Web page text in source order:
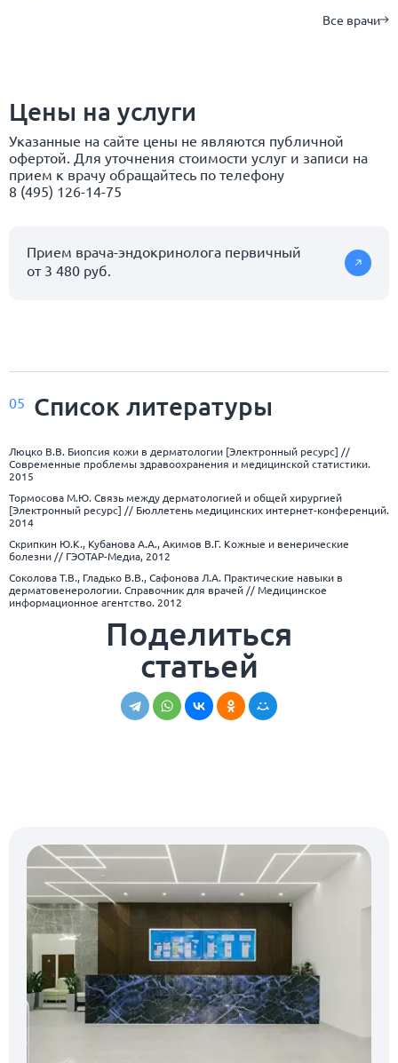
Все врачи
Цены на услуги
Указанные на сайте цены не являются публичной
офертой. Для уточнения стоимости услуг и записи на
прием к врачу обращайтесь по телефону
8 (495) 126-14-75
Прием врача-эндокринолога первичный
от 3 480 руб.
05 Список литературы
Люцко В.В. Биопсия кожи в дерматологии [Электронный ресурс] //
Современные проблемы здравоохранения и медицинской статистики.
2015
Тормосова М.Ю. Связь между дерматологией и общей хирургией
[Электронный ресурс] // Бюллетень медицинских интернет-конференций.
2014
Скрипкин Ю.К., Кубанова А.А., Акимов В.Г. Кожные и венерические
болезни // ГЭОТАР-Медиа, 2012
Соколова Т.В., Гладько В.В., Сафонова Л.А. Практические навыки в
дерматовенерологии. Справочник для врачей // Медицинское
информационное агентство. 2012
Поделиться
статьей